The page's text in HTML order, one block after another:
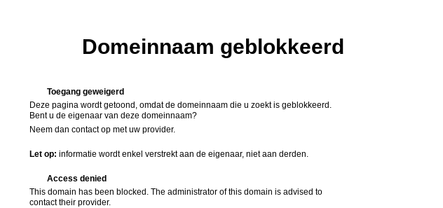
Domeinnaam geblokkeerd
Toegang geweigerd
Deze pagina wordt getoond, omdat de domeinnaam die u zoekt is geblokkeerd.
Bent u de eigenaar van deze domeinnaam?
Neem dan contact op met uw provider.
Let op: informatie wordt enkel verstrekt aan de eigenaar, niet aan derden.
Access denied
This domain has been blocked. The administrator of this domain is advised to
contact their provider.